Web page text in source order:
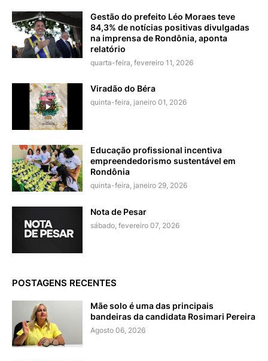
Gestão do prefeito Léo Moraes teve
84,3% de notícias positivas divulgadas
na imprensa de Rondônia, aponta
relatório
quarta-feira, fevereiro 11, 2026
Viradão do Béra
quinta-feira, janeiro 01, 2026
Educação profissional incentiva
empreendedorismo sustentável em
Rondônia
quinta-feira, janeiro 29, 2026
Nota de Pesar
sábado, fevereiro 07, 2026
POSTAGENS RECENTES
Mãe solo é uma das principais
bandeiras da candidata Rosimari Pereira
Agosto 06, 2026